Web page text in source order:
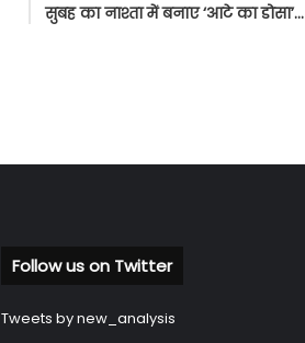
सुबह का नाश्ता में बनाए ‘आटे का डोसा’…
Follow us on Twitter
Tweets by new_analysis